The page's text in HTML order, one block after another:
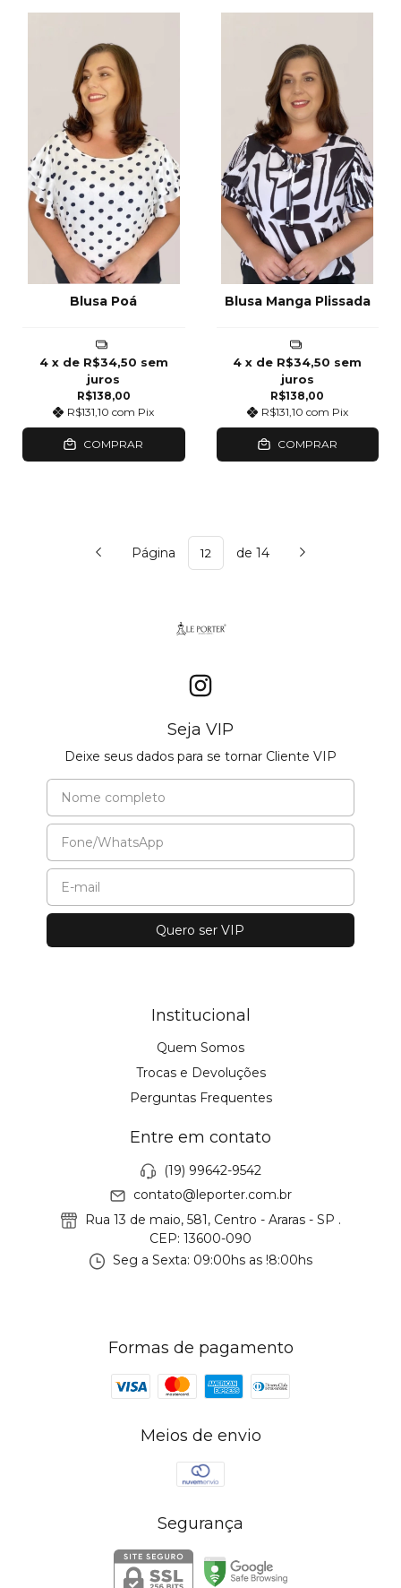
Blusa Poá
R$138,00
R$131,10com Pix
4 x de R$34,50 sem
juros
COMPRAR
Blusa Manga Plissada
R$138,00
R$131,10 com Pix
4 x de R$34,50 sem
juros
COMPRAR
Página de 14
Seja VIP
Deixe seus dados para se tornar Cliente VIP
Institucional
Quem Somos
Trocas e Devoluções
Perguntas Frequentes
Entre em contato
(19) 99642-9542
contato@leporter.com.br
Rua 13 de maio, 581, Centro - Araras - SP .
CEP: 13600-090
Seg a Sexta: 09:00hs as !8:00hs
Formas de pagamento
Meios de envio
Segurança